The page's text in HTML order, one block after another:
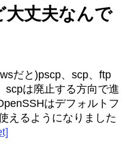
丈夫なんで
だと)pscp、scp、ftp
scpは廃止する方向で進
はデフォルトフ
えるようになりました